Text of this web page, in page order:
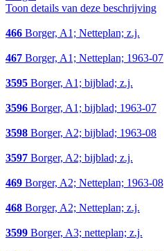
Toon details van deze beschrijving
466 Borger, A1; Netteplan; z.j.
467 Borger, A1; Netteplan; 1963-07
3595 Borger, A1; bijblad; z.j.
3596 Borger, A1; bijblad; 1963-07
3598 Borger, A2; bijblad; 1963-08
3597 Borger, A2; bijblad; z.j.
469 Borger, A2; Netteplan; 1963-08
468 Borger, A2; Netteplan; z.j.
3599 Borger, A3; netteplan; z.j.